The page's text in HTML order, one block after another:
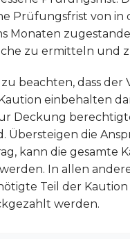
Prüfungsfrist von in
Monaten
zu ermitteln und
zu beachten, dass
einbehalten
Deckung
Übersteigen die
kann die gesamte
In allen
Teil der
werden.